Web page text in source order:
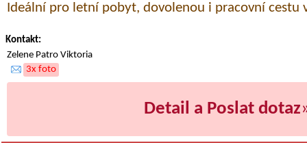
Ideální pro letní pobyt, dovolenou i pracovní cestu
Kontakt:
Zelene Patro Viktoria
3x foto
Detail a Poslat dotaz